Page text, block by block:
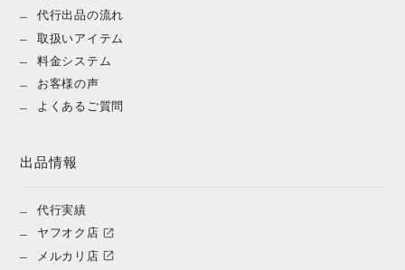
代行出品の流れ
取扱いアイテム
料金システム
お客様の声
よくあるご質問
出品情報
代行実績
ヤフオク店
メルカリ店